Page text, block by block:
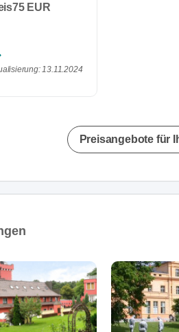
75 EUR
13.11.2024
Preisangebote für